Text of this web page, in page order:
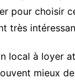
pour choisir
très
local à loyer
mieux